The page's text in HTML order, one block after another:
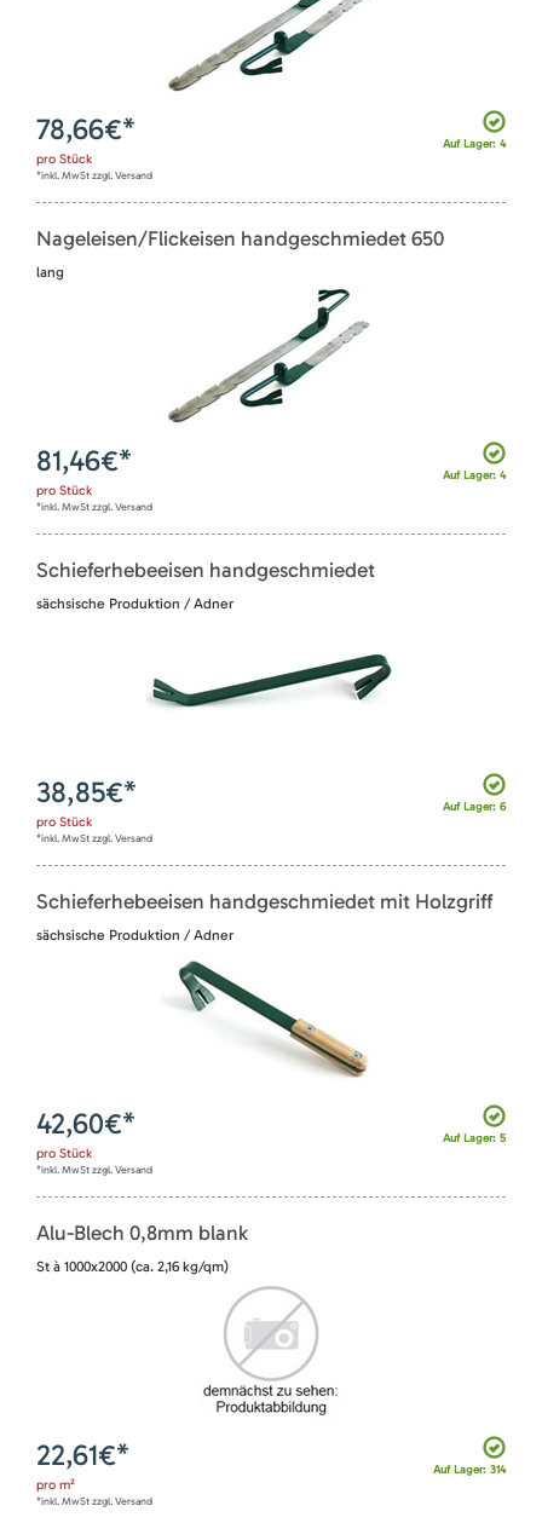
Auf Lager: 4
78,66€*
pro Stück
*inkl. MwSt zzgl. Versand
Nageleisen/Flickeisen handgeschmiedet 650
lang
Auf Lager: 4
81,46€*
pro Stück
*inkl. MwSt zzgl. Versand
Schieferhebeeisen handgeschmiedet
sächsische Produktion / Adner
Auf Lager: 6
38,85€*
pro Stück
*inkl. MwSt zzgl. Versand
Schieferhebeeisen handgeschmiedet mit Holzgriff
sächsische Produktion / Adner
Auf Lager: 5
42,60€*
pro Stück
*inkl. MwSt zzgl. Versand
Alu-Blech 0,8mm blank
St à 1000x2000 (ca. 2,16 kg/qm)
Auf Lager: 314
22,61€*
pro m²
*inkl. MwSt zzgl. Versand